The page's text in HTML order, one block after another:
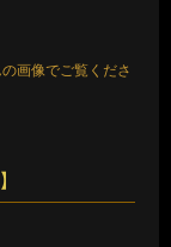
画像でご覧くださ